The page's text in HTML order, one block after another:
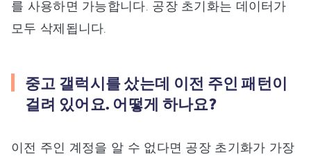
를 사용하면 가능합니다. 공장 초기화는 데이터가
모두 삭제됩니다.
중고 갤럭시를 샀는데 이전 주인 패턴이
걸려 있어요. 어떻게 하나요?
이전 주인 계정을 알 수 없다면 공장 초기화가 가장